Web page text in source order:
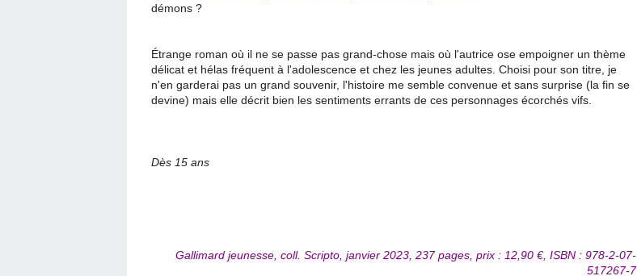
démons ?
Étrange roman où il ne se passe pas grand-chose mais où l'autrice ose empoigner un thème
délicat et hélas fréquent à l'adolescence et chez les jeunes adultes. Choisi pour son titre, je
n'en garderai pas un grand souvenir, l'histoire me semble convenue et sans surprise (la fin se
devine) mais elle décrit bien les sentiments errants de ces personnages écorchés vifs.
Dès 15 ans
Gallimard jeunesse, coll. Scripto, janvier 2023, 237 pages, prix : 12,90 €, ISBN : 978-2-07-
517267-7